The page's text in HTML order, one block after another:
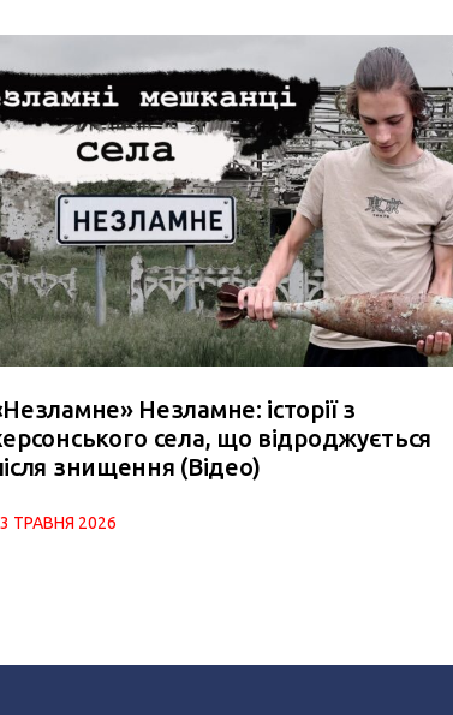
Незламне: історії з
села, що відроджується
знищення (Відео)
ТРАВНЯ 2026